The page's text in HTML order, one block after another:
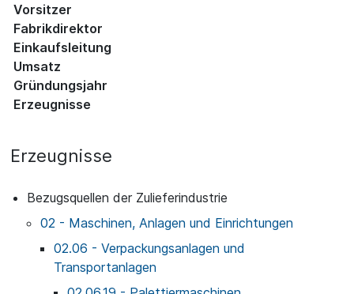
Vorsitzer
Fabrikdirektor
Einkaufsleitung
Umsatz
Gründungsjahr
Erzeugnisse
Erzeugnisse
Bezugsquellen der Zulieferindustrie
02 - Maschinen, Anlagen und Einrichtungen
02.06 - Verpackungsanlagen und
Transportanlagen